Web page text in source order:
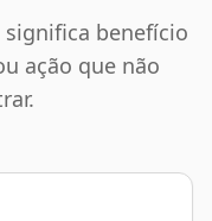
benefício
ação que não